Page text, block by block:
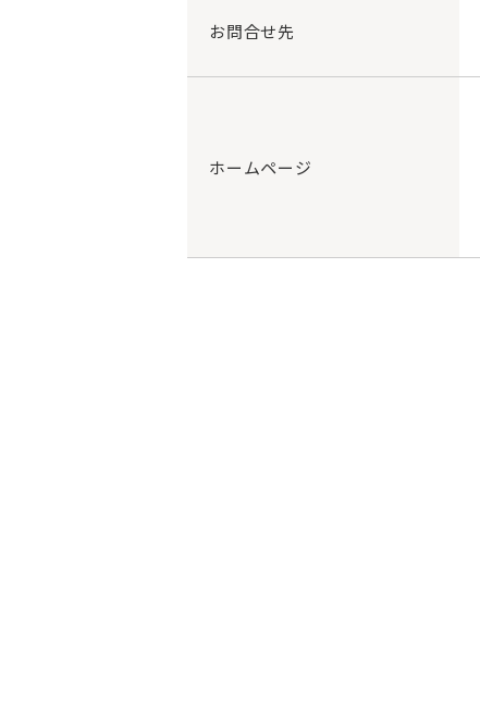
お問合せ先
ホームページ